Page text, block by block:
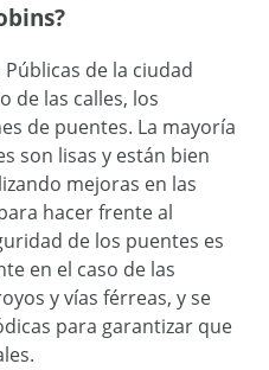
de la ciudad
de las calles, los
de puentes. La mayoría
son lisas y están bien
mejoras en las
hacer frente al
de los puentes es
en el caso de las
y vías férreas, y se
para garantizar que